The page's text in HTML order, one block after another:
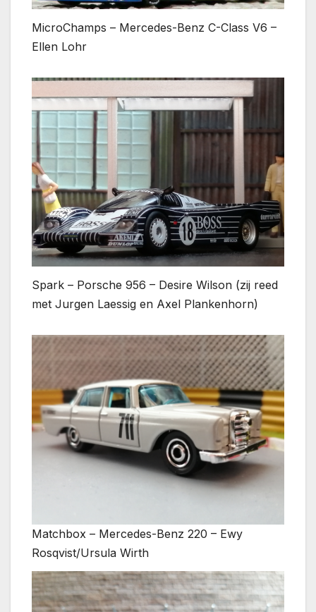
MicroChamps – Mercedes-Benz C-Class V6 –
Ellen Lohr
Spark – Porsche 956 – Desire Wilson (zij reed
met Jurgen Laessig en Axel Plankenhorn)
Matchbox – Mercedes-Benz 220 – Ewy
Rosqvist/Ursula Wirth